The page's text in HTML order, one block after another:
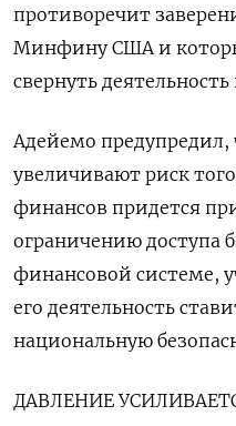
противоречит
Минфину США и
свернуть деятельность
Адейемо предупредил,
увеличивают риск
финансов придется
ограничению доступа
финансовой системе,
его деятельность
национальную
ДАВЛЕНИЕ